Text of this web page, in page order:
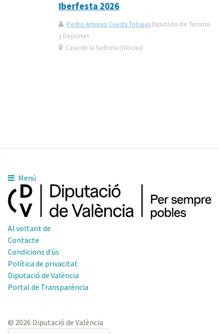
Iberfesta 2026
Pedro Antonio Cuesta Tobajas Diputado de Turismo
y Deportes
Casa de la Señoría (Olocau)
Menú
Al voltant de
Contacte
Condicions d'ús
Política de privacitat
Diputació de València
Portal de Transparència
© 2026 Diputació de València